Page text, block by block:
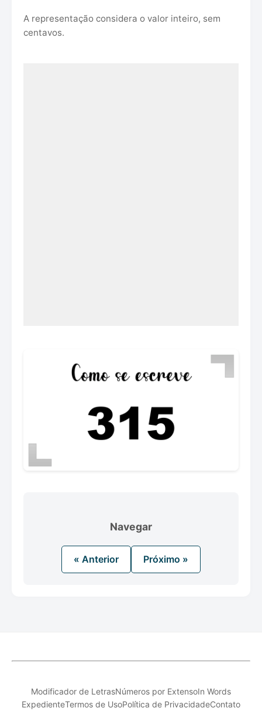
A representação considera o valor inteiro, sem
centavos.
Navegar
« Anterior Próximo »
Modificador de LetrasNúmeros por ExtensoIn Words
ExpedienteTermos de UsoPolítica de PrivacidadeContato